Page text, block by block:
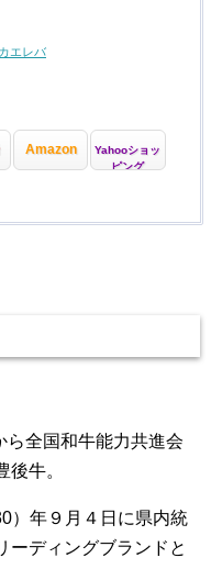
カエレバ
Amazon
Yahooショッ
ピング
ら全国和牛能力共進会
牛。
）年９月４日に県内統
ーディングブランドと